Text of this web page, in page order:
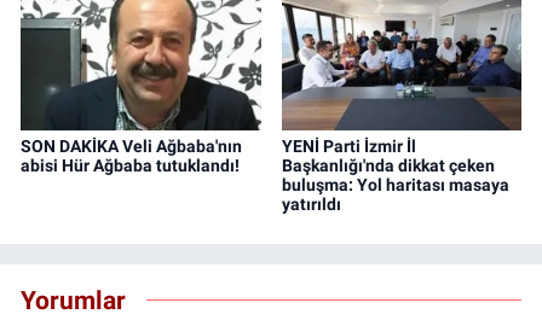
SON DAKİKA Veli Ağbaba'nın
abisi Hür Ağbaba tutuklandı!
YENİ Parti İzmir İl
Başkanlığı'nda dikkat çeken
buluşma: Yol haritası masaya
yatırıldı
Yorumlar